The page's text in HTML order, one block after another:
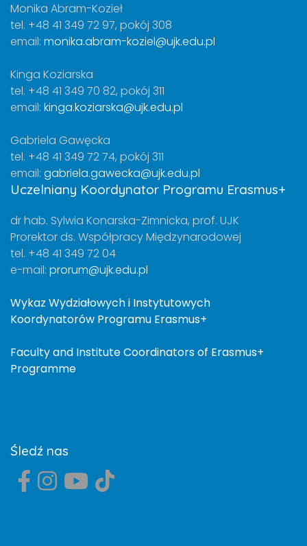
Monika Abram-Kozieł
tel. +48 41 349 72 97, pokój 308
email: monika.abram-koziel@ujk.edu.pl
Kinga Koziarska
tel. +48 41 349 70 82, pokój 311
email: kinga.koziarska@ujk.edu.pl
Gabriela Gawęcka
tel. +48 41 349 72 74, pokój 311
email: gabriela.gawecka@ujk.edu.pl
Uczelniany Koordynator Programu Erasmus+
dr hab. Sylwia Konarska-Zimnicka, prof. UJK
Prorektor ds. Współpracy Międzynarodowej
tel. +48 41 349 72 04
e-mail: prorum@ujk.edu.pl
Wykaz Wydziałowych i Instytutowych
Koordynatorów Programu Erasmus+
Faculty and Institute Coordinators of Erasmus+
Programme
Śledź nas